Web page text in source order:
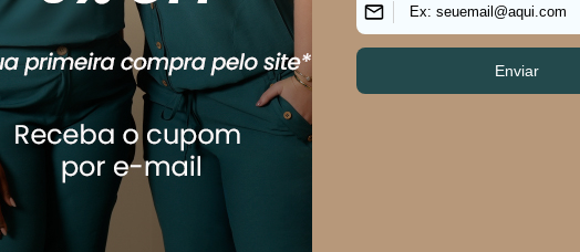
CAMISÃO PLUS SIZE FEMININO MANGA 3/4
JEANS TURMALINA
R$ 214,90 R$ 174,90
Em até3x sem juros
CAMISA PLUS SIZE FEMININO
BORDADA PAUSA
Os mais vendidos